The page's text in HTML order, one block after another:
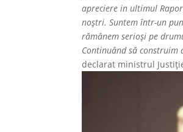
apreciere in ultimul
noştri. Suntem într-un
rămânem serioşi pe
Continuând să
declarat ministrul